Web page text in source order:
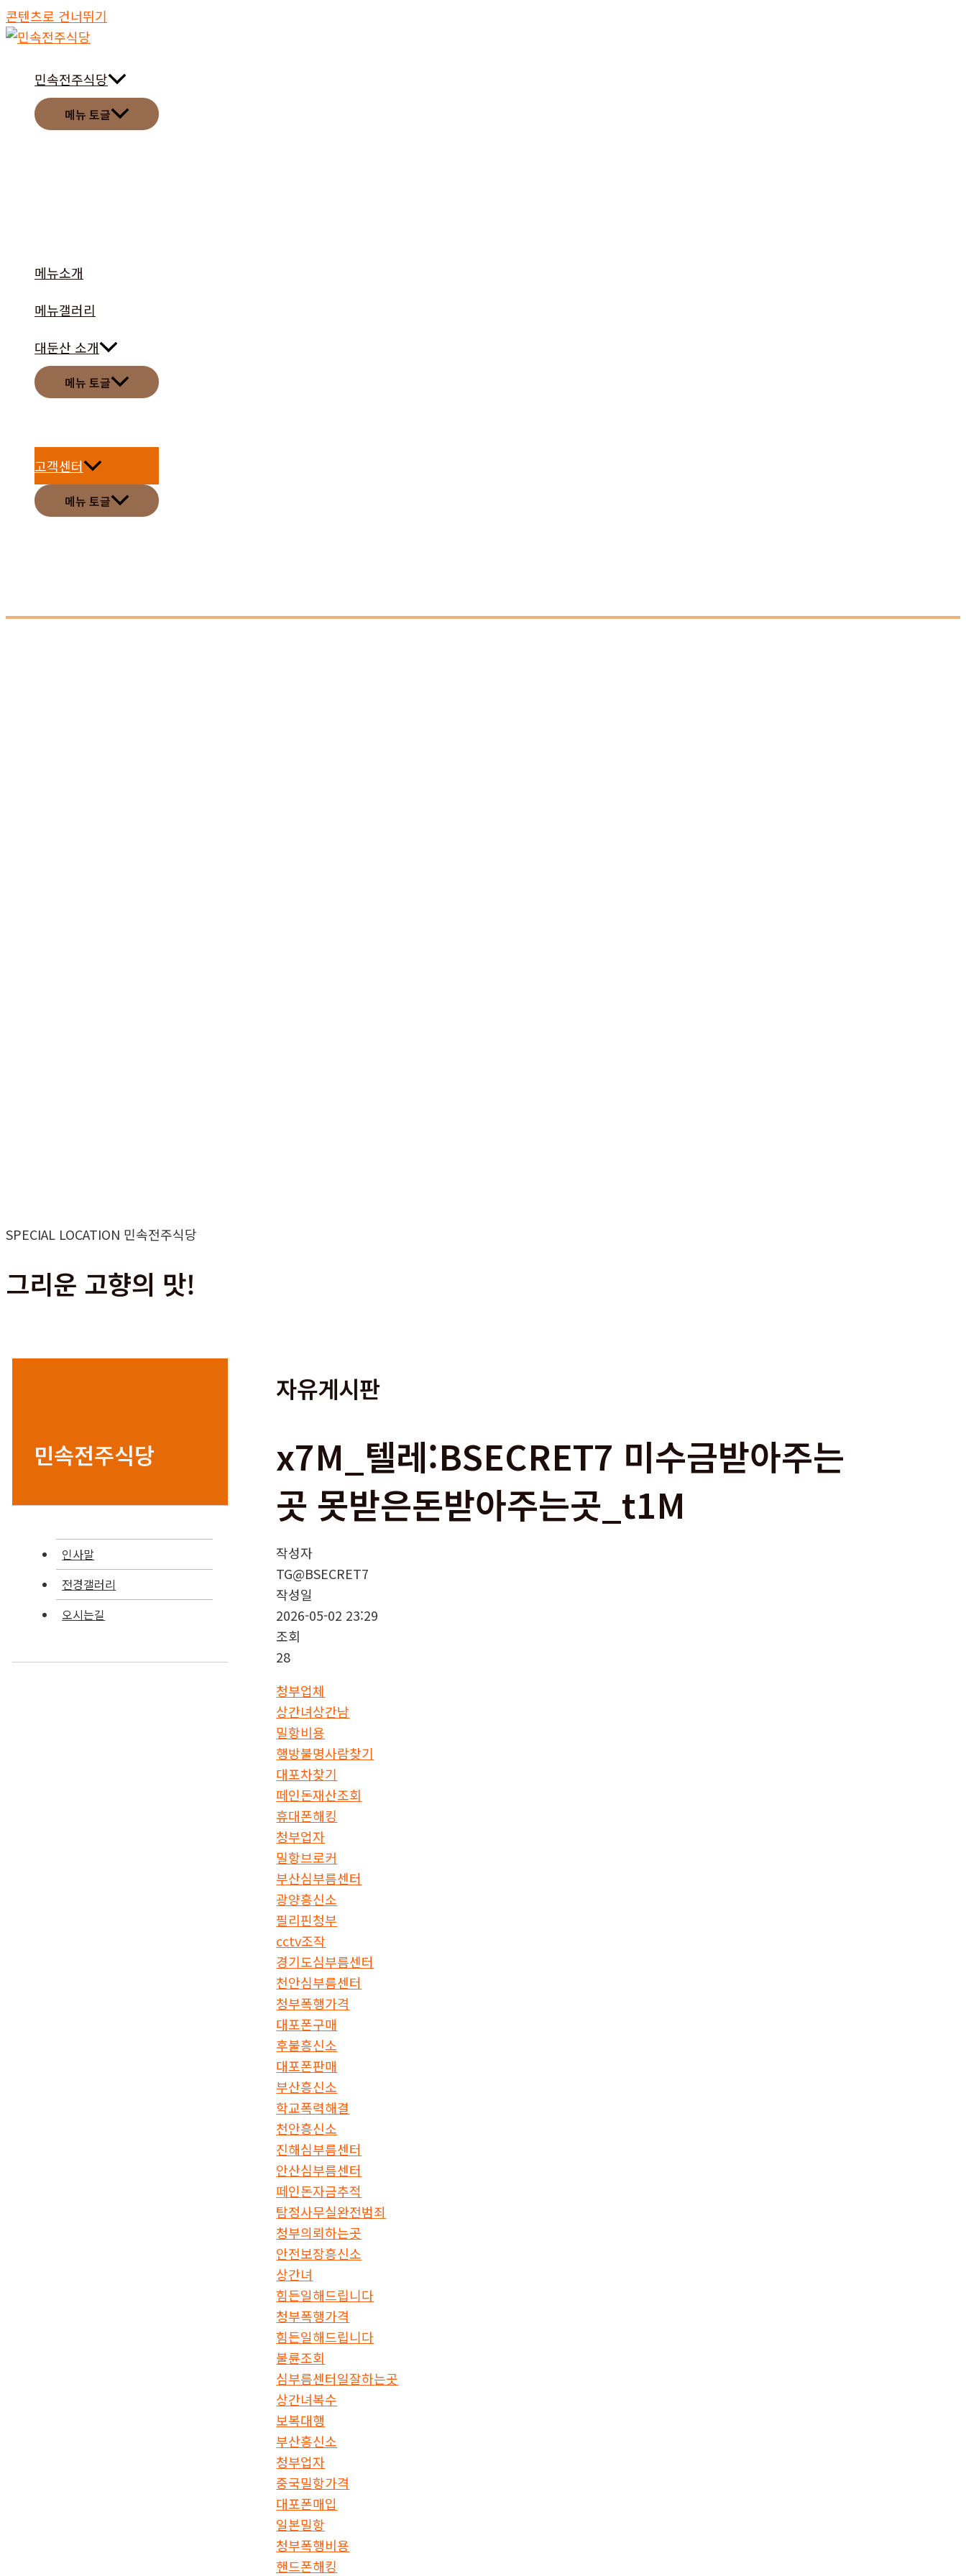
콘텐츠로 건너뛰기
민속전주식당
메뉴 토글
메뉴소개
메뉴갤러리
대둔산 소개
메뉴 토글
고객센터
메뉴 토글
SPECIAL LOCATION 민속전주식당
그리운 고향의 맛!
민속전주식당
인사말
전경갤러리
오시는길
자유게시판
x7M_텔레:BSECRET7 미수금받아주는
곳 못받은돈받아주는곳_t1M
작성자
TG@BSECRET7
작성일
2026-05-02 23:29
조회
28
청부업체
상간녀상간남
밀항비용
행방불명사람찾기
대포차찾기
떼인돈재산조회
휴대폰해킹
청부업자
밀항브로커
부산심부름센터
광양흥신소
필리핀청부
cctv조작
경기도심부름센터
천안심부름센터
청부폭행가격
대포폰구매
후불흥신소
대포폰판매
부산흥신소
학교폭력해결
천안흥신소
진해심부름센터
안산심부름센터
떼인돈자금추적
탐정사무실완전범죄
청부의뢰하는곳
안전보장흥신소
상간녀
힘든일해드립니다
청부폭행가격
힘든일해드립니다
불륜조회
심부름센터일잘하는곳
상간녀복수
보복대행
부산흥신소
청부업자
중국밀항가격
대포폰매입
일본밀항
청부폭행비용
핸드폰해킹